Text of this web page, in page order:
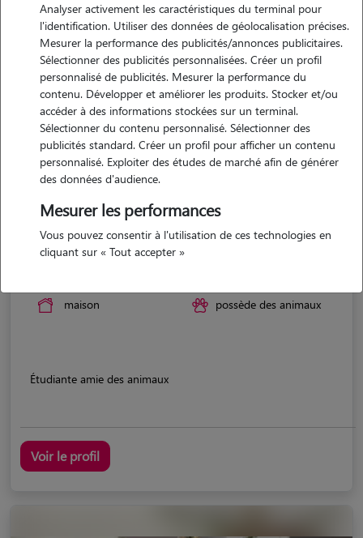
Emma
maison possède des animaux
Étudiante amie des animaux
Voir le profil
Analyser activement les caractéristiques du terminal pour
l'identification. Utiliser des données de géolocalisation précises.
Mesurer la performance des publicités/annonces publicitaires.
Sélectionner des publicités personnalisées. Créer un profil
personnalisé de publicités. Mesurer la performance du
contenu. Développer et améliorer les produits. Stocker et/ou
accéder à des informations stockées sur un terminal.
Sélectionner du contenu personnalisé. Sélectionner des
publicités standard. Créer un profil pour afficher un contenu
personnalisé. Exploiter des études de marché afin de générer
des données d'audience.
Mesurer les performances
Vous pouvez consentir à l'utilisation de ces technologies en
cliquant sur « Tout accepter »